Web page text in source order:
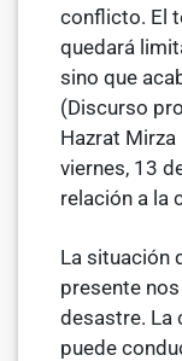
conflicto. El
quedará
sino que
(Discurso
Hazrat Mirza
viernes, 13
relación a la
La situación
presente
desastre. La
puede